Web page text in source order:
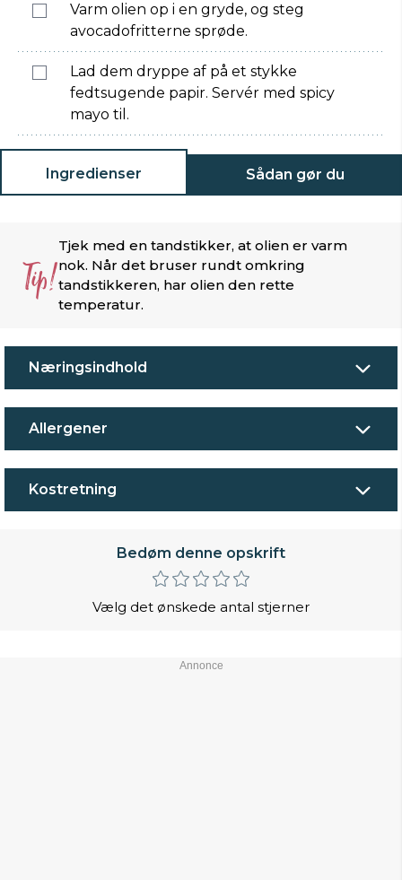
Varm olien op i en gryde, og steg
avocadofritterne sprøde.
Lad dem dryppe af på et stykke
fedtsugende papir. Servér med spicy
mayo til.
Ingredienser Sådan gør du
Tip!
Tjek med en tandstikker, at olien er varm
nok. Når det bruser rundt omkring
tandstikkeren, har olien den rette
temperatur.
Næringsindhold
Allergener
Kostretning
Bedøm denne opskrift
Vælg det ønskede antal stjerner